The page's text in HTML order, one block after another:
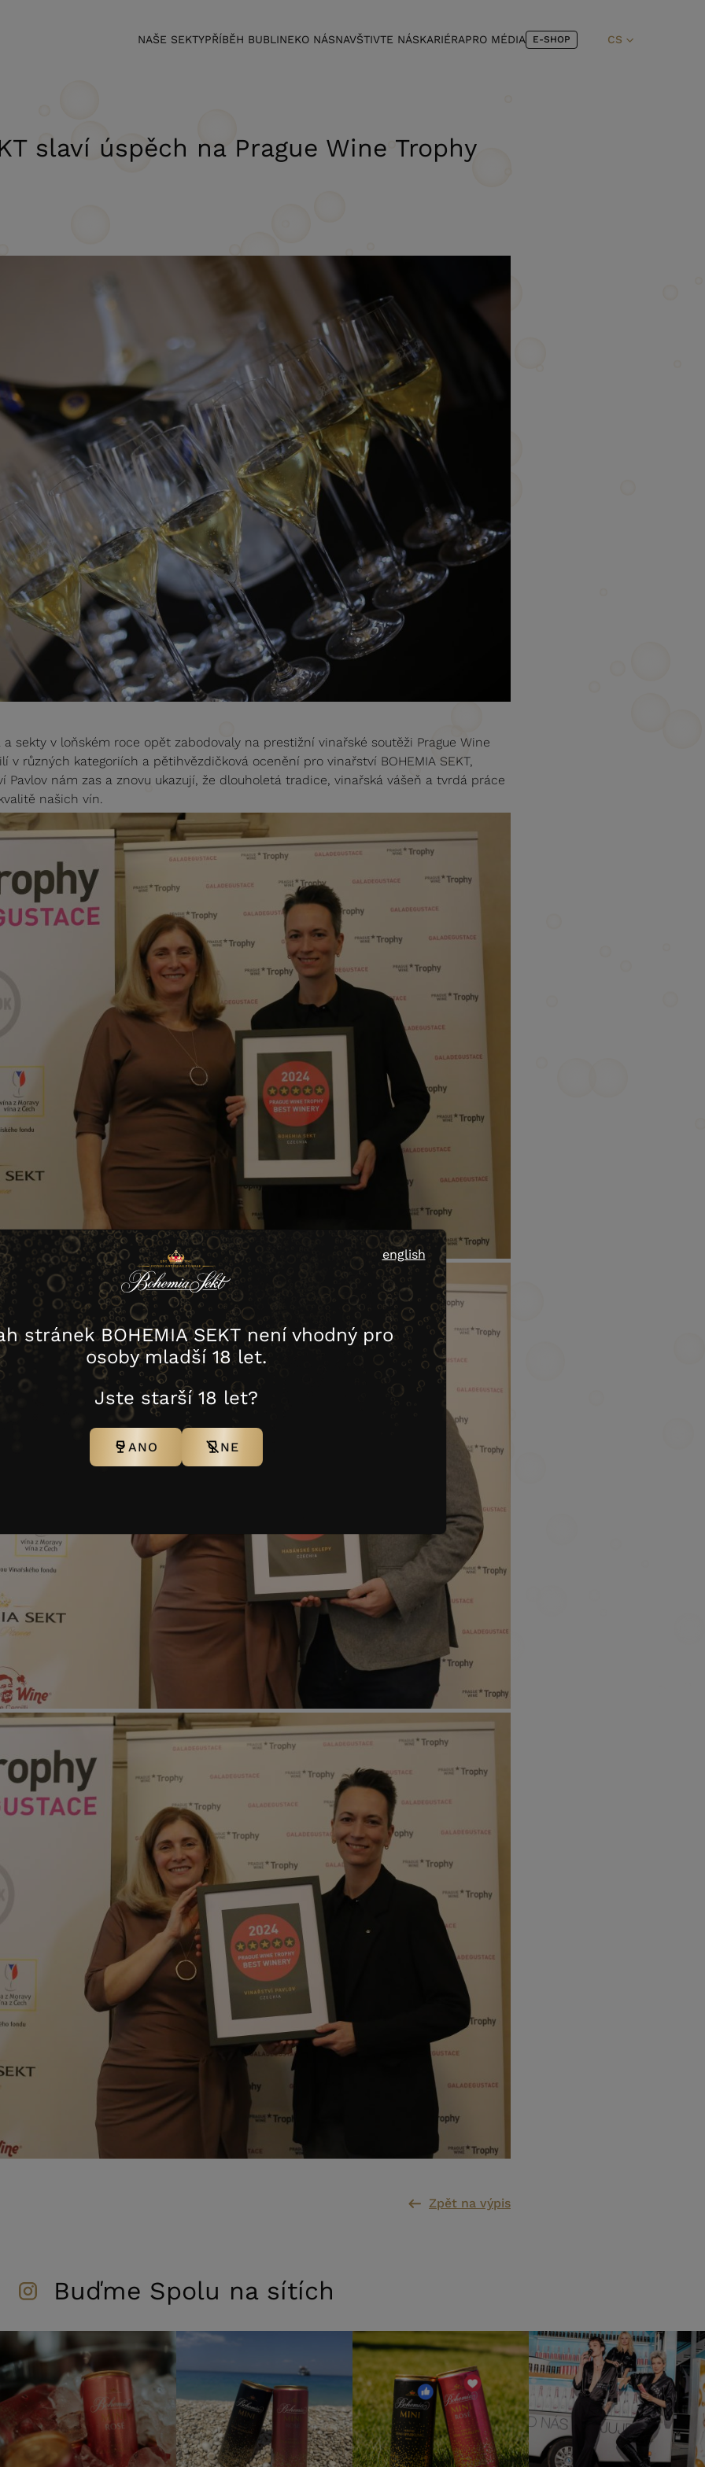
NAŠE SEKTYPŘÍBĚH BUBLINEKO NÁSNAVŠTIVTE NÁSKARIÉRAPRO MÉDIA E-SHOP CS
slaví úspěch na Prague Wine Trophy
sekty v loňském roce opět zabodovaly na prestižní vinařské soutěži Prague Wine
v různých kategoriích a pětihvězdičková ocenění pro vinařství BOHEMIA SEKT,
Pavlov nám zas a znovu ukazují, že dlouholetá tradice, vinařská vášeň a tvrdá práce
našich vín.
Zpět na výpis
Buďme Spolu na sítích
english
stránek BOHEMIA SEKT není vhodný pro
osoby mladší 18 let.
Jste starší 18 let?
ANO NE